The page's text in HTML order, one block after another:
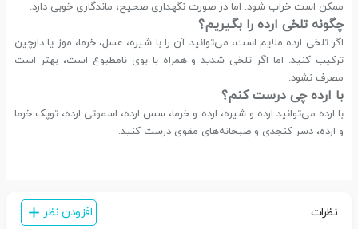
ممکن است خراب شود. اما در صورت نگهداری صحیح، ماندگاری خوبی دارد.
چگونه تلخی ارده را بگیریم؟
اگر تلخی ارده ملایم است، می‌توانید آن را با شیره، عسل، خرما، موز یا دارچین
ترکیب کنید. اما اگر تلخی شدید و همراه با بوی نامطبوع است، بهتر است
مصرف نشود.
با ارده چی درست کنم؟
با ارده می‌توانید ارده و شیره، ارده و خرما، سس ارده، اسموتی ارده، توپک خرما
و ارده، دسر کنجدی و صبحانه‌های مقوی درست کنید.
نظرات افزودن نظر